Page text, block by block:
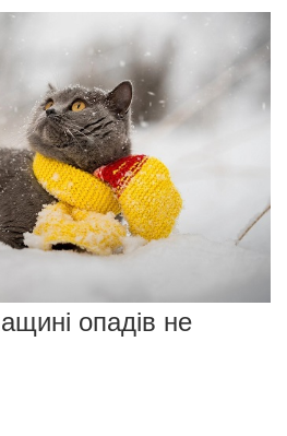
опадів не